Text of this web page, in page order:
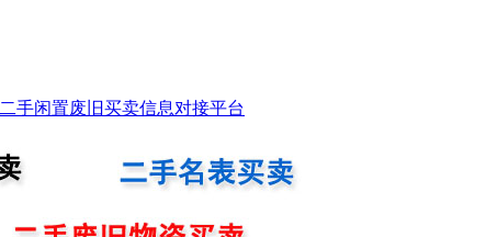
二手闲置废旧买卖信息对接平台